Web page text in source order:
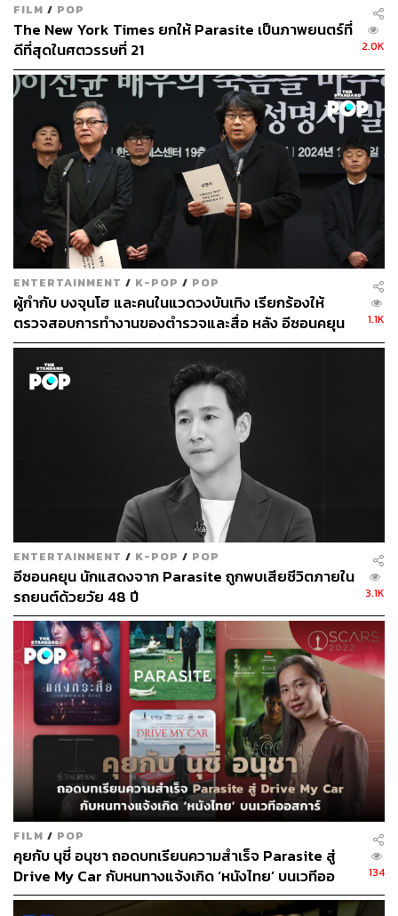
FILM / POP
The New York Times ยกให้ Parasite เป็นภาพยนตร์ที่
ดีที่สุดในศตวรรษที่ 21
2.0K
ENTERTAINMENT / K-POP / POP
ผู้กำกับ บงจุนโฮ และคนในแวดวงบันเทิง เรียกร้องให้
ตรวจสอบการทำงานของตำรวจและสื่อ หลัง อีซอนคยุน
เสียชีวิต
1.1K
ENTERTAINMENT / K-POP / POP
อีซอนคยุน นักแสดงจาก Parasite ถูกพบเสียชีวิตภายใน
รถยนต์ด้วยวัย 48 ปี
3.1K
FILM / POP
คุยกับ นุชี่ อนุชา ถอดบทเรียนความสำเร็จ Parasite สู่
Drive My Car กับหนทางแจ้งเกิด ‘หนังไทย’ บนเวทีออ
สการ์
134